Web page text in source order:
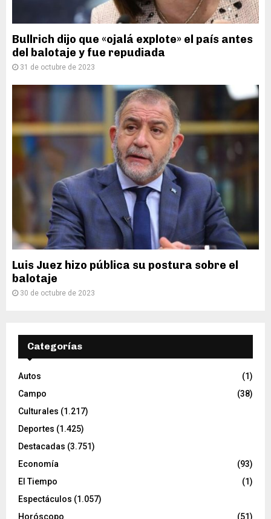
Bullrich dijo que «ojalá explote» el país antes
del balotaje y fue repudiada
31 de octubre de 2023
Luis Juez hizo pública su postura sobre el
balotaje
30 de octubre de 2023
Categorías
Autos
(1)
Campo
(38)
Culturales (1.217)
Deportes (1.425)
Destacadas (3.751)
Economía
(93)
El Tiempo
(1)
Espectáculos (1.057)
Horóscopo
(51)